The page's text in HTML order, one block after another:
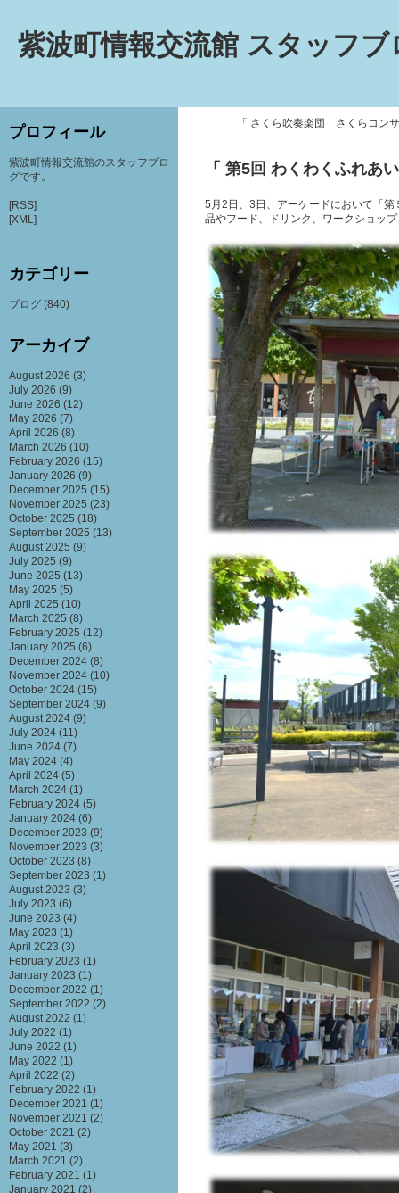
紫波町情報交流館 スタッフブ
「 さくら吹奏楽団 さくらコン
「 第5回 わくわくふれあ
5月2日、3日、アーケードにおいて「
品やフード、ドリンク、ワークショッ
プロフィール
紫波町情報交流館のスタッフブロ
グです。
[RSS]
[XML]
カテゴリー
ブログ (840)
アーカイブ
August 2026 (3)
July 2026 (9)
June 2026 (12)
May 2026 (7)
April 2026 (8)
March 2026 (10)
February 2026 (15)
January 2026 (9)
December 2025 (15)
November 2025 (23)
October 2025 (18)
September 2025 (13)
August 2025 (9)
July 2025 (9)
June 2025 (13)
May 2025 (5)
April 2025 (10)
March 2025 (8)
February 2025 (12)
January 2025 (6)
December 2024 (8)
November 2024 (10)
October 2024 (15)
September 2024 (9)
August 2024 (9)
July 2024 (11)
June 2024 (7)
May 2024 (4)
April 2024 (5)
March 2024 (1)
February 2024 (5)
January 2024 (6)
December 2023 (9)
November 2023 (3)
October 2023 (8)
September 2023 (1)
August 2023 (3)
July 2023 (6)
June 2023 (4)
May 2023 (1)
April 2023 (3)
February 2023 (1)
January 2023 (1)
December 2022 (1)
September 2022 (2)
August 2022 (1)
July 2022 (1)
June 2022 (1)
May 2022 (1)
April 2022 (2)
February 2022 (1)
December 2021 (1)
November 2021 (2)
October 2021 (2)
May 2021 (3)
March 2021 (2)
February 2021 (1)
January 2021 (2)